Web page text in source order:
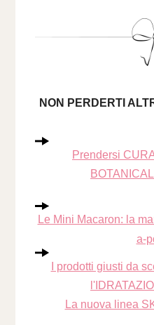
NON PERDERTI
Prendersi
Le Mini Macaron: la
a-
I prodotti giusti da
La nuova linea